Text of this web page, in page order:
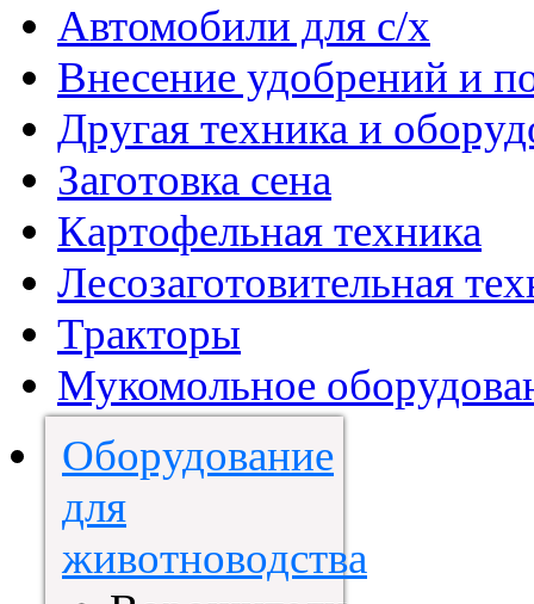
Автомобили для с/х
Внесение удобрений и
Другая техника и
Заготовка сена
Картофельная техника
Лесозаготовительная
Тракторы
Мукомольное
Оборудование
для
животноводства